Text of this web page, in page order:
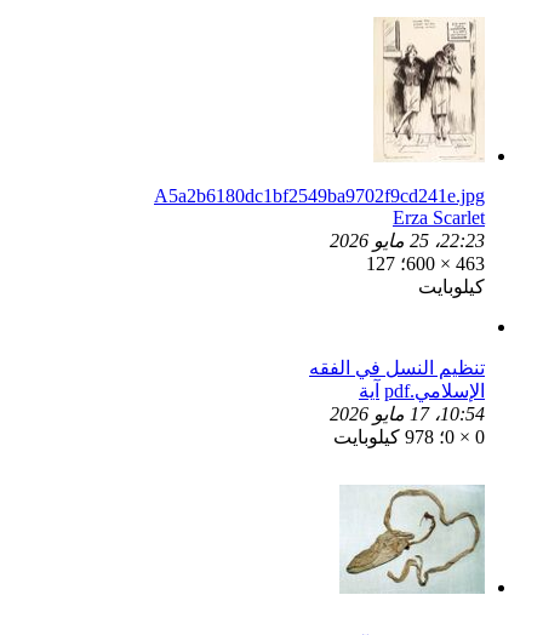
A5a2b6180dc1bf2549ba9702f9cd241e.jpg
Erza Scarlet
22:23، 25 مايو 2026
463 × 600؛ 127
كيلوبايت
تنظيم النسل في الفقه
الإسلامي.pdf
آية
10:54، 17 مايو 2026
0 × 0؛ 978 كيلوبايت